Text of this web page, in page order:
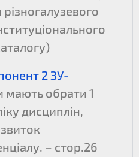
2 ЗУ-
мають обрати 1
дисциплін,
– стор.26